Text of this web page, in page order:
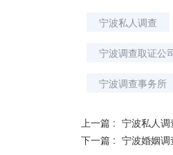
宁波私人调查
宁波调查取证公
宁波调查事务所
上一篇 : 宁波私人
下一篇 : 宁波婚姻